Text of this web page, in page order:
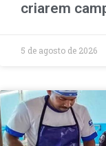
criarem
5 de agosto de 2026